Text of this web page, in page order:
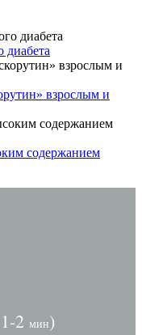
диабета
взрослым и
содержанием
2 мин)